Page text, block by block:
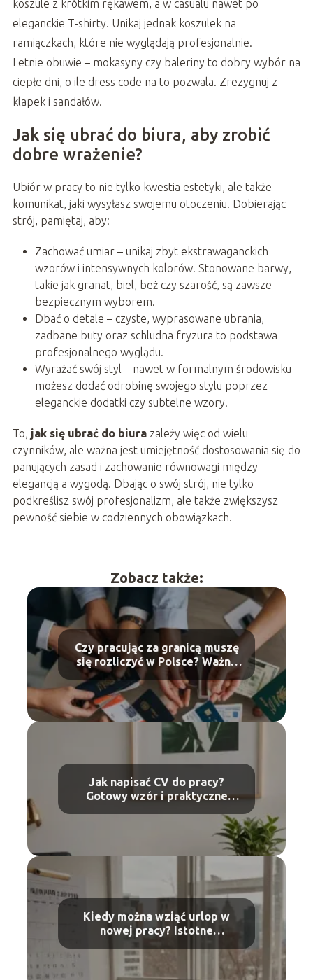
koszule z krótkim rękawem, a w casualu nawet po
eleganckie T-shirty. Unikaj jednak koszulek na
ramiączkach, które nie wyglądają profesjonalnie.
Letnie obuwie – mokasyny czy baleriny to dobry wybór na
ciepłe dni, o ile dress code na to pozwala. Zrezygnuj z
klapek i sandałów.
Jak się ubrać do biura, aby zrobić
dobre wrażenie?
Ubiór w pracy to nie tylko kwestia estetyki, ale także
komunikat, jaki wysyłasz swojemu otoczeniu. Dobierając
strój, pamiętaj, aby:
Zachować umiar – unikaj zbyt ekstrawaganckich
wzorów i intensywnych kolorów. Stonowane barwy,
takie jak granat, biel, beż czy szarość, są zawsze
bezpiecznym wyborem.
Dbać o detale – czyste, wyprasowane ubrania,
zadbane buty oraz schludna fryzura to podstawa
profesjonalnego wyglądu.
Wyrażać swój styl – nawet w formalnym środowisku
możesz dodać odrobinę swojego stylu poprzez
eleganckie dodatki czy subtelne wzory.
To, jak się ubrać do biurazależy więc od wielu
czynników, ale ważna jest umiejętność dostosowania się do
panujących zasad i zachowanie równowagi między
elegancją a wygodą. Dbając o swój strój, nie tylko
podkreślisz swój profesjonalizm, ale także zwiększysz
pewność siebie w codziennych obowiązkach.
Zobacz także:
Czy pracując za granicą muszę
się rozliczyć w Polsce? Ważne
informacje dla emigrantów
Jak napisać CV do pracy?
Gotowy wzór i praktyczne
Kiedy można wziąć urlop w
nowej pracy? Istotne